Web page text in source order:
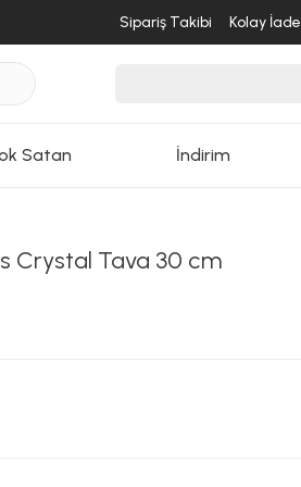
Sipariş Takibi Kolay İade
Satan İndirim
Crystal Tava 30 cm